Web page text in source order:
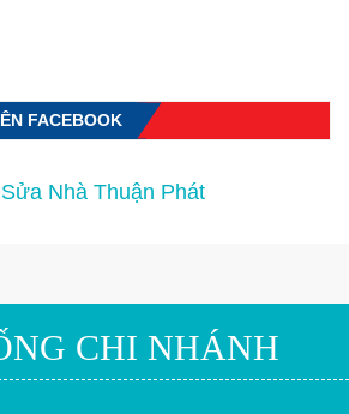
FACEBOOK
Nhà Thuận Phát
CHI NHÁNH